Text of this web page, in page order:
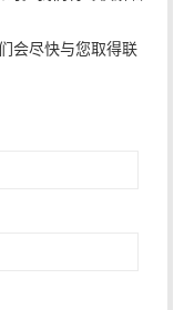
会尽快与您取得联